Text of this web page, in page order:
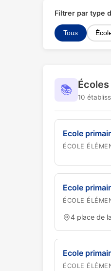
Filtrer par type
Tous
📚 Écoles
10
Ecole
ÉCOLE
Ecole
ÉCOLE
4 place de
Ecole
ÉCOLE